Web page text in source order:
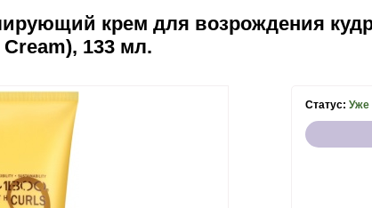
крем для возрождения
133 мл.
Статус: Уже